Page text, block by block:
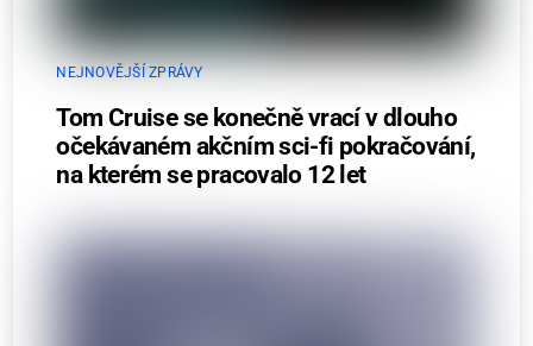
NEJNOVĚJŠÍ ZPRÁVY
Tom Cruise se konečně vrací v dlouho
očekávaném akčním sci-fi pokračování,
na kterém se pracovalo 12 let